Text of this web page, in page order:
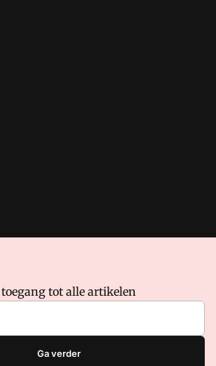
van VMN media. Lees in
staat. Op gebruik van deze site zijn de
van toepassing:Algemene Voorwaarden
beleid
tot alle artikelen
Ga verder